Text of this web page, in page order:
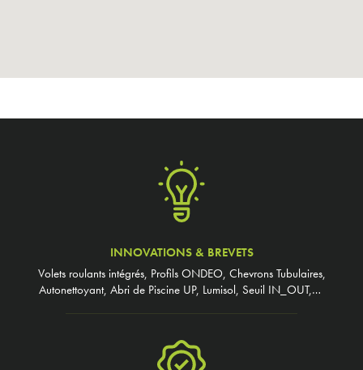
INNOVATIONS & BREVETS
Volets roulants intégrés, Profils ONDEO, Chevrons Tubulaires,
Autonettoyant, Abri de Piscine UP, Lumisol, Seuil IN_OUT,…